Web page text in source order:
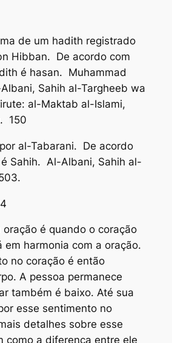
de um hadith registrado
Hibban. De acordo com
é hasan. Muhammad
Sahih al-Targheeb wa
al-Maktab al-Islami,
150
al-Tabarani. De acordo
Sahih. Al-Albani, Sahih al-
é quando o coração
em harmonia com a oração.
no coração é então
A pessoa permanece
também é baixo. Até sua
esse sentimento no
detalhes sobre esse
como a diferença entre ele